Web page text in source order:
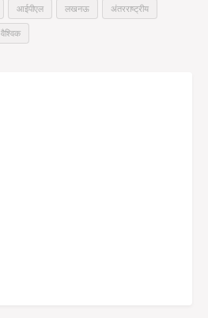
आईपीएल लखनऊ अंतरराष्ट्रीय
वैश्विक